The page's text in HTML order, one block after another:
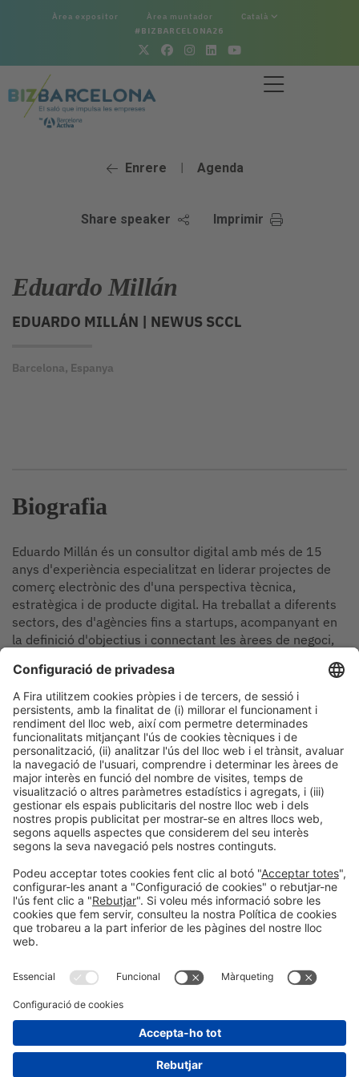
Àrea expositor Àrea muntador Català
#BIZBARCELONA26
Enrere | Agenda
Share speaker Imprimir
Eduardo Millán
EDUARDO MILLÁN | NEWUS SCCL
Barcelona, Espanya
Biografia
Eduardo Millán és un consultor digital amb més de 15
anys d'experiència especialitzat en liderar projectes de
comerç electrònic des d'una perspectiva tècnica,
estratègica i de producte digital. Ha treballat a diferents
sectors, des d'agències fins a startups, acompanyant en
la definició d'objectius i connectant les àrees de negoci,
Sessions
18:00h
CONFERÈNCIA | BIZBARCELONA 2025 VENDES
Sense dades, no hi ha decisió
#Màrqueting, vendes i captació de clients
LLegir més